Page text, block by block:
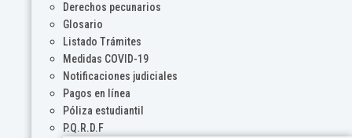
Derechos pecunarios
Glosario
Listado Trámites
Medidas COVID-19
Notificaciones judiciales
Pagos en línea
Póliza estudiantil
P.Q.R.D.F